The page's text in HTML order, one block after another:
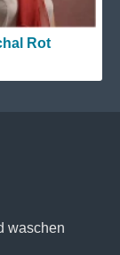
Rot
waschen